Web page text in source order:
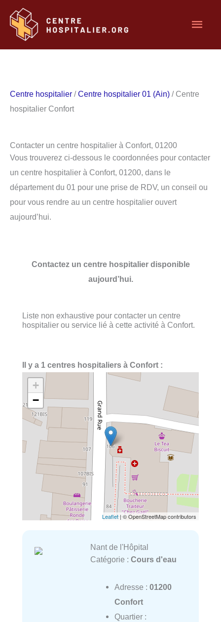
contenu
Centre hospitalier /Centre hospitalier 01 (Ain) / Centre
hospitalier Confort
Contacter un centre hospitalier à Confort, 01200
Vous trouverez ci-dessous le coordonnées pour contacter
un centre hospitalier à Confort, 01200, dans le
département du 01 pour une prise de RDV, un conseil ou
pour vous rendre au un centre hospitalier ouvert
aujourd’hui.
Contactez un centre hospitalier disponible
aujourd’hui.
Liste non exhaustive pour contacter un centre
hospitalier ou service lié à cette activité à Confort.
Il y a 1 centres hospitaliers à Confort :
+
−
Leaflet | © OpenStreetMap contributors
Nant de l'Hôpital
Catégorie : Cours d'eau
Adresse : 01200
Confort
Quartier :